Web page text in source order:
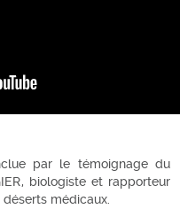
par le témoignage du
biologiste et rapporteur
déserts médicaux.